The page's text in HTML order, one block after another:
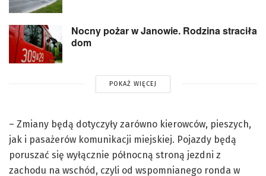
Nocny pożar w Janowie. Rodzina straciła
dom
POKAŻ WIĘCEJ
– Zmiany będą dotyczyły zarówno kierowców, pieszych,
jak i pasażerów komunikacji miejskiej. Pojazdy będą
poruszać się wyłącznie północną stroną jezdni z
zachodu na wschód, czyli od wspomnianego ronda w